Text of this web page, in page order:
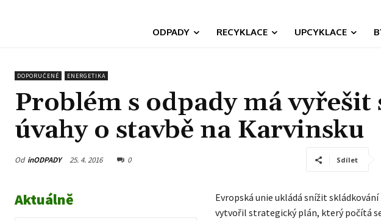
ODPADY RECYKLACE UPCYKLACE
DOPORUČENÉ ENERGETIKA
Problém s odpady má
úvahy o stavbě na Karvinsku
Od inODPADY 25. 4. 2016 0 Sdílet
Aktuálně
Evropská unie ukládá snížit
vytvořil strategický plán, který počítá